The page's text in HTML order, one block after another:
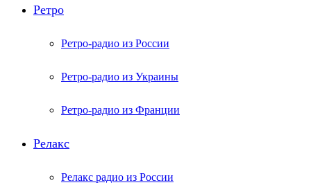
Ретро
Ретро-радио из России
Ретро-радио из Украины
Ретро-радио из Франции
Релакс
Релакс радио из России